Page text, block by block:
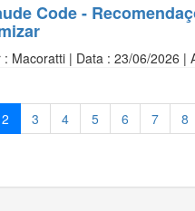
Code -
: Macoratti | Data : 23/06/2026 |
2 3 4 5 6 7 8